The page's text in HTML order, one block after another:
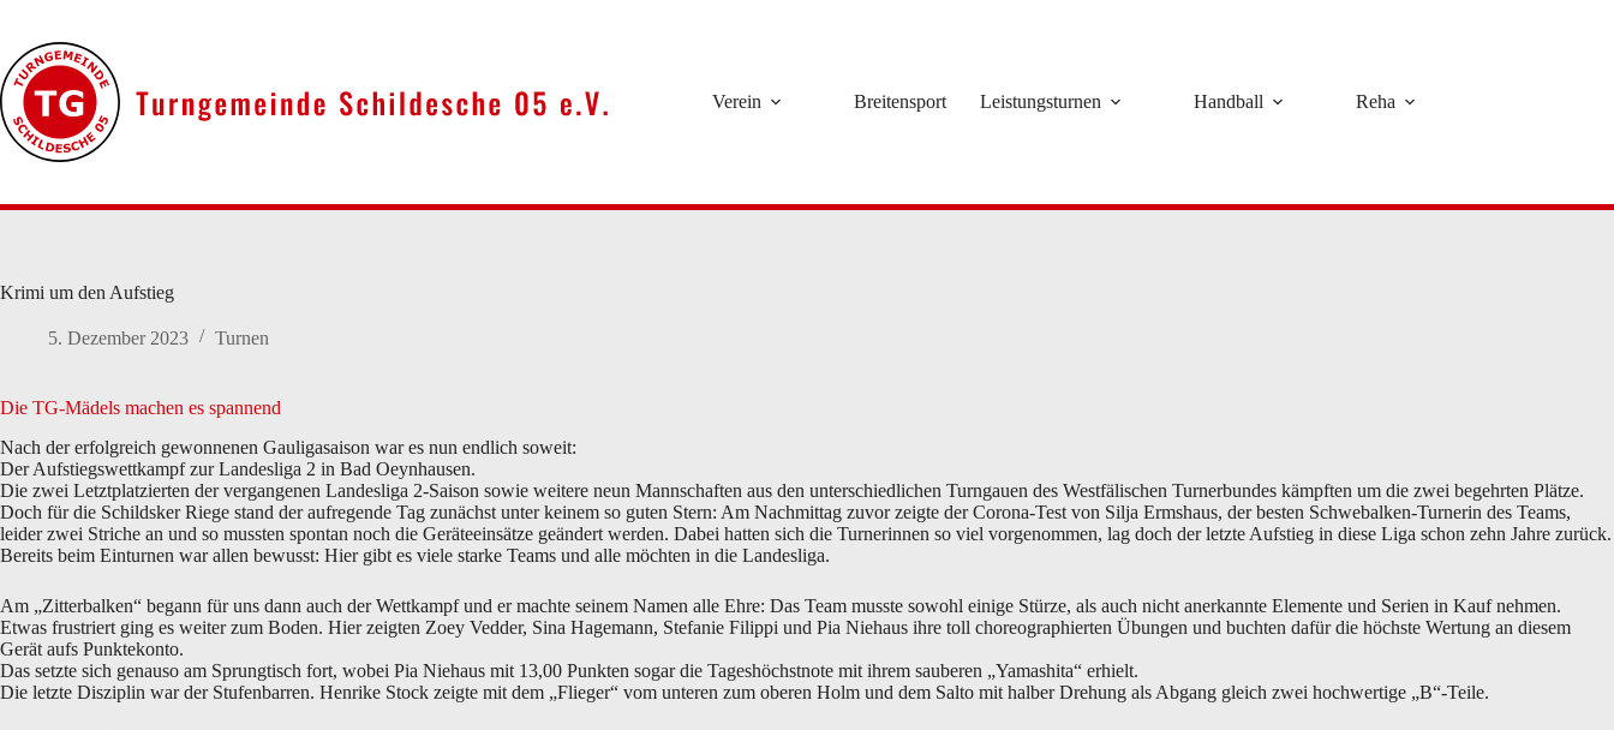
springen
Verein Breitensport Leistungsturnen Handball Reha
Krimi um den Aufstieg
5. Dezember 2023 Turnen
Die TG-Mädels machen es spannend
Nach der erfolgreich gewonnenen Gauligasaison war es nun endlich soweit:
Der Aufstiegswettkampf zur Landesliga 2 in Bad Oeynhausen.
Die zwei Letztplatzierten der vergangenen Landesliga 2-Saison sowie weitere neun Mannschaften aus den unterschiedlichen Turngauen des Westfälischen Turnerbundes kämpften um die zwei begehrten Plätze.
Doch für die Schildsker Riege stand der aufregende Tag zunächst unter keinem so guten Stern: Am Nachmittag zuvor zeigte der Corona-Test von Silja Ermshaus, der besten Schwebalken-Turnerin des Teams,
leider zwei Striche an und so mussten spontan noch die Geräteeinsätze geändert werden. Dabei hatten sich die Turnerinnen so viel vorgenommen, lag doch der letzte Aufstieg in diese Liga schon zehn Jahre zurück.
Bereits beim Einturnen war allen bewusst: Hier gibt es viele starke Teams und alle möchten in die Landesliga.
Am „Zitterbalken“ begann für uns dann auch der Wettkampf und er machte seinem Namen alle Ehre: Das Team musste sowohl einige Stürze, als auch nicht anerkannte Elemente und Serien in Kauf nehmen.
Etwas frustriert ging es weiter zum Boden. Hier zeigten Zoey Vedder, Sina Hagemann, Stefanie Filippi und Pia Niehaus ihre toll choreographierten Übungen und buchten dafür die höchste Wertung an diesem
Gerät aufs Punktekonto.
Das setzte sich genauso am Sprungtisch fort, wobei Pia Niehaus mit 13,00 Punkten sogar die Tageshöchstnote mit ihrem sauberen „Yamashita“ erhielt.
Die letzte Disziplin war der Stufenbarren. Henrike Stock zeigte mit dem „Flieger“ vom unteren zum oberen Holm und dem Salto mit halber Drehung als Abgang gleich zwei hochwertige „B“-Teile.